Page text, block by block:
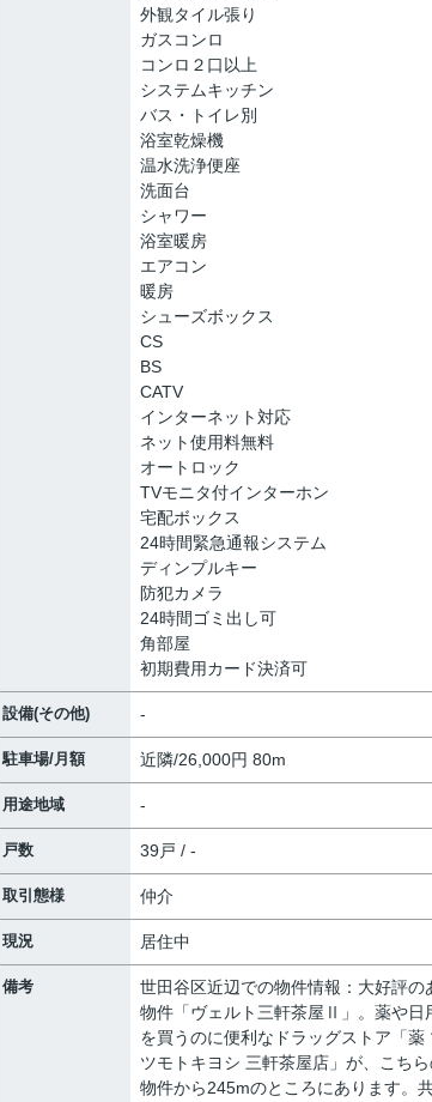
外観タイル張り
ガスコンロ
コンロ２口以上
システムキッチン
バス・トイレ別
浴室乾燥機
温水洗浄便座
洗面台
シャワー
浴室暖房
エアコン
暖房
シューズボックス
CS
BS
CATV
インターネット対応
ネット使用料無料
オートロック
TVモニタ付インターホン
宅配ボックス
24時間緊急通報システム
ディンプルキー
防犯カメラ
24時間ゴミ出し可
角部屋
初期費用カード決済可
設備(その他) -
駐車場/月額 近隣/26,000円 80m
用途地域 -
戸数 39戸 / -
取引態様 仲介
現況 居住中
備考
世田谷区近辺での物件情報：大好評の
物件「ヴェルト三軒茶屋Ⅱ」。薬や日
を買うのに便利なドラッグストア「薬
ツモトキヨシ 三軒茶屋店」が、こち
物件から245mのところにあります。